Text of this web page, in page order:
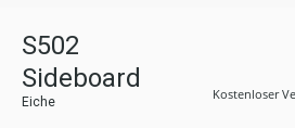
S502
Sideboard
Eiche
Kostenloser